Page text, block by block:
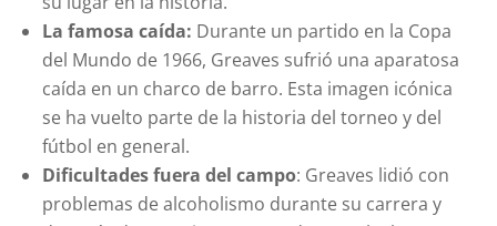
La famosa caída: Durante un partido en la Copa
del Mundo de 1966, Greaves sufrió una aparatosa
caída en un charco de barro. Esta imagen icónica
se ha vuelto parte de la historia del torneo y del
fútbol en general.
Dificultades fuera del campo: Greaves lidió con
problemas de alcoholismo durante su carrera y